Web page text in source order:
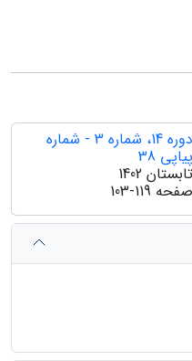
دوره 14، شماره 3 - شماره
پیاپی 38
تابستان 1402
صفحه 103-119